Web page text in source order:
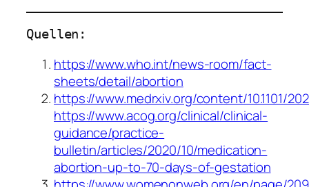
Quellen:
https://www.who.int/news-room/fact-
sheets/detail/abortion
https://www.medrxiv.org/content/10.1101/
https://www.acog.org/clinical/clinical-
guidance/practice-
bulletin/articles/2020/10/medication-
abortion-up-to-70-days-of-gestation